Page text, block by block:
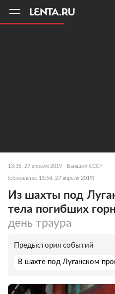
13:36, 27 апреля 2019 Бывший СССР
(обновлено: 13:54, 27 апреля 2019)
Из шахты под
тела погибших
день траура
Предыстория событий
В шахте под Луганском